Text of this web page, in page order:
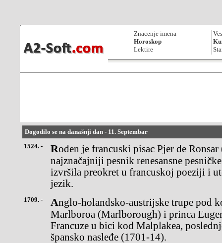
Znacenje imena
Horoskop
Lektire
Dogodilo se na današnji dan - 11. Septembar
1524. -
Rođen je francuski pisac Pjer de Ronsar (Pierre, Ronsard),
najznačajniji pesnik renesansne
izvršila preokret u francuskoj poeziji i
jezik.
1709. - Anglo-holandsko-austrijske trupe pod komandom vojvode od
Marlboroa (Marlborough) i princa
Francuze u bici kod Malplakea,
špansko nasleđe (1701-14).